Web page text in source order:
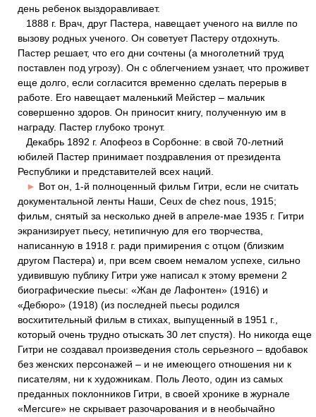
день ребенок выздоравливает.
1888 г. Врач, друг Пастера, навещает ученого на вилле по
вызову родных ученого. Он советует Пастеру отдохнуть.
Пастер решает, что его дни сочтены (а многолетний труд
поставлен под угрозу). Он с облегчением узнает, что проживет
еще долго, если согласится временно сделать перерыв в
работе. Его навещает маленький Мейстер – мальчик
совершенно здоров. Он приносит книгу, полученную им в
награду. Пастер глубоко тронут.
Декабрь 1892 г. Апофеоз в Сорбонне: в свой 70-летний
юбилей Пастер принимает поздравления от президента
Республики и представителей всех наций.
► Вот он, 1-й полноценный фильм Гитри, если не считать
документальной ленты Наши, Ceux de chez nous, 1915;
фильм, снятый за несколько дней в апреле-мае 1935 г. Гитри
экранизирует пьесу, нетипичную для его творчества,
написанную в 1918 г. ради примирения с отцом (близким
другом Пастера) и, при всем своем немалом успехе, сильно
удивившую публику Гитри уже написал к этому времени 2
биографические пьесы: «Жан де Лафонтен» (1916) и
«Дебюро» (1918) (из последней пьесы родился
восхитительный фильм в стихах, выпущенный в 1951 г.,
который очень трудно отыскать 30 лет спустя). Но никогда еще
Гитри не создавал произведения столь серьезного – вдобавок
без женских персонажей – и не имеющего отношения ни к
писателям, ни к художникам. Поль Леото, один из самых
преданных поклонников Гитри, в своей хронике в журнале
«Mercure» не скрывает разочарования и в необычайно